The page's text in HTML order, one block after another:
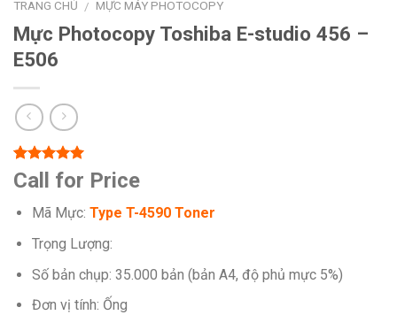
TRANG CHỦ / MỰC MÁY PHOTOCOPY
Mực Photocopy Toshiba E-studio 456 –
E506
5.00trên 5
dựa trên
1
Call for Price
Mã Mực: Type T-4590 Toner
Trọng Lượng:
Số bản chụp: 35.000 bản (bản A4, độ phủ mực 5%)
Đơn vị tính: Ống